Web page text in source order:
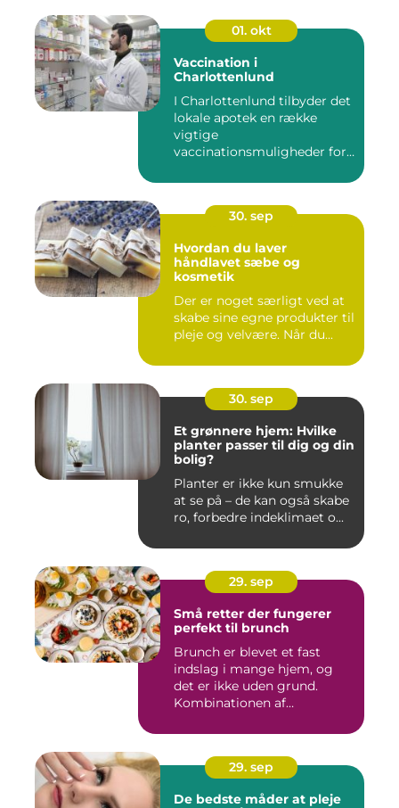
01. okt
Vaccination i
Charlottenlund
I Charlottenlund tilbyder det
lokale apotek en række
vigtige
vaccinationsmuligheder for
30. sep
Hvordan du laver
håndlavet sæbe og
kosmetik
Der er noget særligt ved at
skabe sine egne produkter til
pleje og velvære. Når du...
30. sep
Et grønnere hjem: Hvilke
planter passer til dig og din
bolig?
Planter er ikke kun smukke
at se på – de kan også skabe
ro, forbedre indeklimaet o...
29. sep
Små retter der fungerer
perfekt til brunch
Brunch er blevet et fast
indslag i mange hjem, og
det er ikke uden grund.
Kombinationen af
29. sep
De bedste måder at pleje